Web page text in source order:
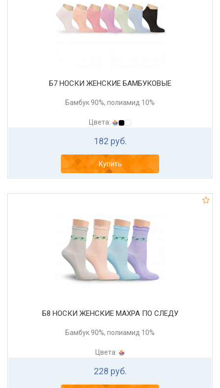
Б7 НОСКИ ЖЕНСКИЕ БАМБУКОВЫЕ
Бамбук 90%, полиамид 10%
Цвета:
182 руб.
Купить
Б8 НОСКИ ЖЕНСКИЕ МАХРА ПО СЛЕДУ
Бамбук 90%, полиамид 10%
Цвета:
228 руб.